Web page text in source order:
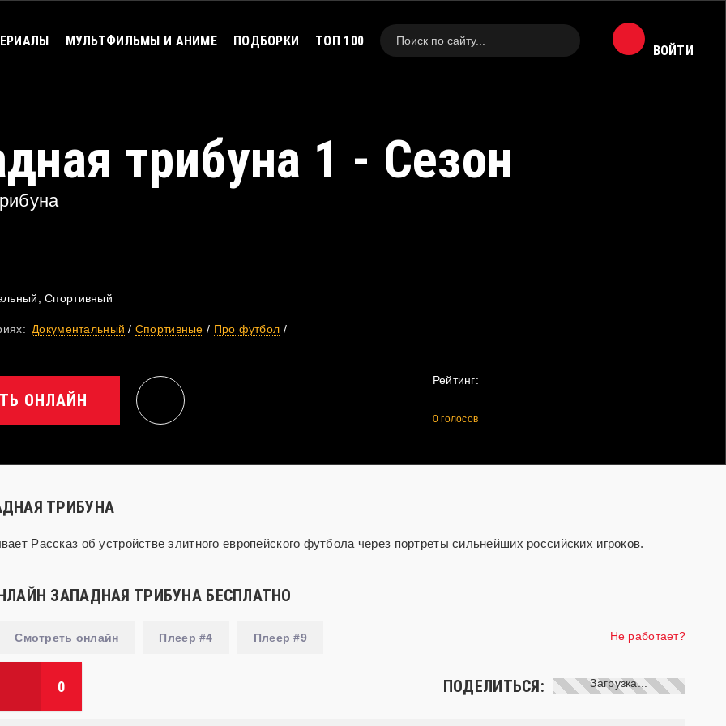
МУЛЬТФИЛЬМЫ И АНИМЕ ПОДБОРКИ ТОП 100
ВОЙТИ
трибуна 1 - Сезон
Спортивный
Документальный / Спортивные / Про футбол /
ОНЛАЙН
Рейтинг:
0 голосов
ТРИБУНА
Рассказ об устройстве элитного европейского футбола через портреты сильнейших российских игроков.
ЗАПАДНАЯ ТРИБУНА БЕСПЛАТНО
Смотреть онлайн Плеер #4 Плеер #9 Не работает?
0 ПОДЕЛИТЬСЯ: